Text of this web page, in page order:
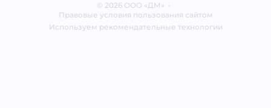
Блог
© 2026 ООО «ДМ» •
Правовые условия пользования сайтом
Используем рекомендательные технологии